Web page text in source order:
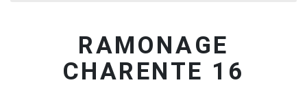
RAMONAGE
CHARENTE 16